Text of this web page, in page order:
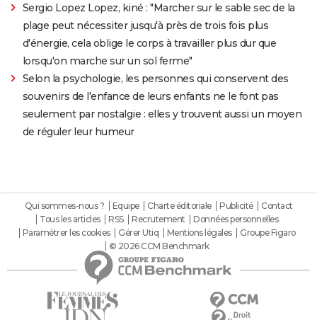
Sergio Lopez Lopez, kiné : "Marcher sur le sable sec de la
plage peut nécessiter jusqu'à près de trois fois plus
d'énergie, cela oblige le corps à travailler plus dur que
lorsqu'on marche sur un sol ferme"
Selon la psychologie, les personnes qui conservent des
souvenirs de l'enfance de leurs enfants ne le font pas
seulement par nostalgie : elles y trouvent aussi un moyen
de réguler leur humeur
Qui sommes-nous ? Equipe Charte éditoriale Publicité
Contact
Tous les articles
RSS Recrutement
Données personnelles
Paramétrer les cookies
Gérer Utiq Mentions légales
Groupe Figaro
© 2026 CCM Benchmark